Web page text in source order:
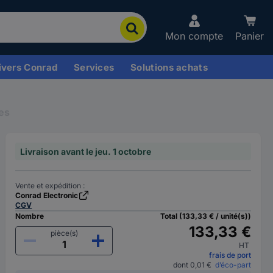
Mon compte Panier
Conrad Services Solutions achats
Livraison avant le jeu. 1 octobre
Vente et expédition :
Conrad Electronic
CGV
Nombre
pièce(s)
Total (133,33 € / unité(s))
133,33 €
HT
frais de port
dont 0,01 € d’éco-part